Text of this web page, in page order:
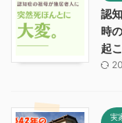
認
時
起
実